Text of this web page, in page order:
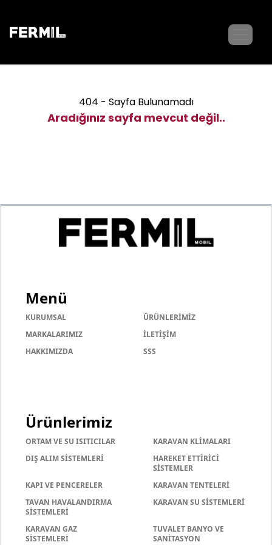
404 - Sayfa Bulunamadı
Aradığınız sayfa mevcut değil..
Menü
KURUMSAL
ÜRÜNLERİMİZ
MARKALARIMIZ
İLETİŞİM
HAKKIMIZDA
SSS
Ürünlerimiz
ORTAM VE SU ISITICILAR
KARAVAN KLİMALARI
DIŞ ALIM SİSTEMLERİ
HAREKET ETTİRİCİ
SİSTEMLER
KAPI VE PENCERELER
KARAVAN TENTELERİ
TAVAN HAVALANDIRMA
SİSTEMLERİ
KARAVAN SU SİSTEMLERİ
KARAVAN GAZ
SİSTEMLERİ
TUVALET BANYO VE
SANİTASYON